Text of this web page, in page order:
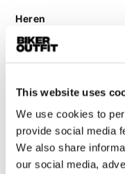
This website uses
We use cookies to
provide social media
We also share
our social media,
Heren
Motorkleding heren
Motorpak heren
Motorjeans heren
Motorhoodie heren